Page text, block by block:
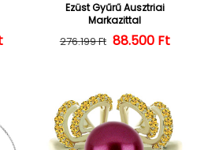
ár
Ezüst Gyűrű Ausztriai
Markazittal
Normál ár
276.199 Ft 88.500 Ft